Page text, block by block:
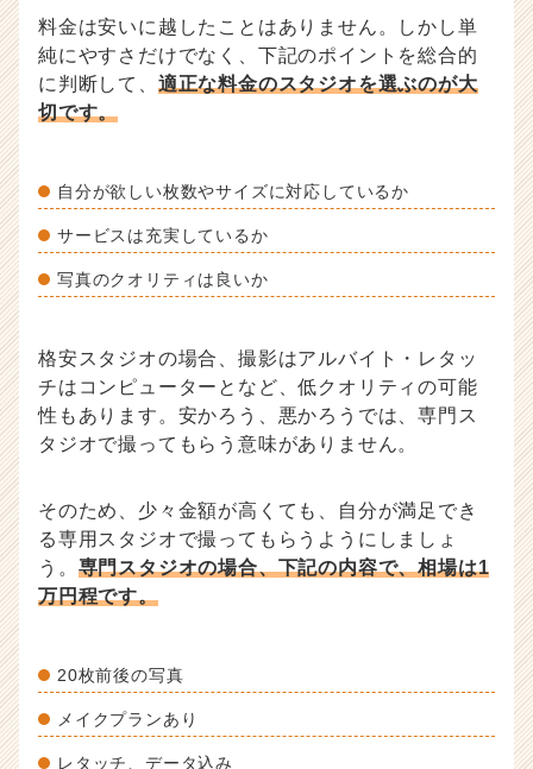
料金は安いに越したことはありません。しかし単
純にやすさだけでなく、下記のポイントを総合的
に判断して、 適正な料金のスタジオを選ぶのが大
切です。
自分が欲しい枚数やサイズに対応しているか
サービスは充実しているか
写真のクオリティは良いか
格安スタジオの場合、撮影はアルバイト・レタッ
チはコンピューターとなど、低クオリティの可能
性もあります。安かろう、悪かろうでは、専門ス
タジオで撮ってもらう意味がありません。
そのため、少々金額が高くても、自分が満足でき
る専用スタジオで撮ってもらうようにしましょ
う。 専門スタジオの場合、下記の内容で、相場は1
万円程です。
20枚前後の写真
メイクプランあり
レタッチ、データ込み